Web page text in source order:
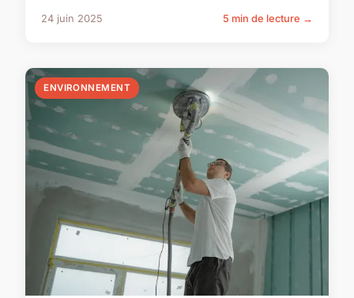
24 juin 2025 5 min de lecture →
ENVIRONNEMENT